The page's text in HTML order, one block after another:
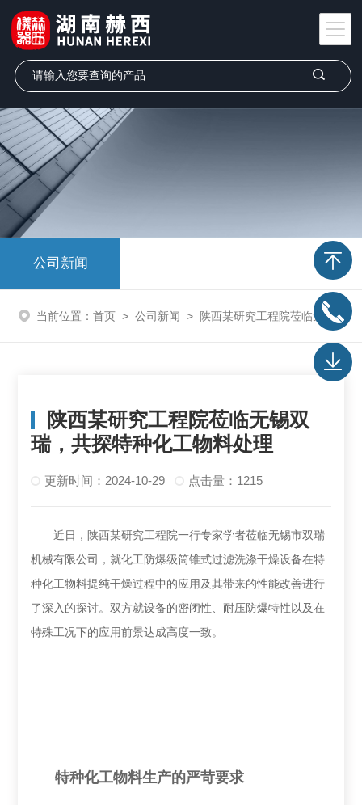
公司新闻
当前位置： 首页 > 公司新闻 > 陕西某研究工程院莅临无锡双瑞，共探特种化工物料处理
陕西某研究工程院莅临无锡双
瑞，共探特种化工物料处理
更新时间：2024-10-29 点击量：1215
近日，陕西某研究工程院一行专家学者莅临无锡市双瑞
机械有限公司，就化工防爆级筒锥式过滤洗涤干燥设备在特
种化工物料提纯干燥过程中的应用及其带来的性能改善进行
了深入的探讨。双方就设备的密闭性、耐压防爆特性以及在
特殊工况下的应用前景达成高度一致。
特种化工物料生产的严苛要求